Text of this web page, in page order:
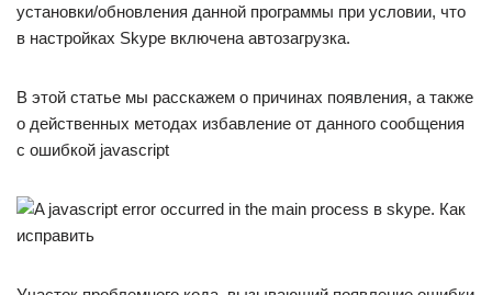
установки/обновления данной программы при условии, что
в настройках Skype включена автозагрузка.
В этой статье мы расскажем о причинах появления, а также
о действенных методах избавление от данного сообщения
с ошибкой javascript